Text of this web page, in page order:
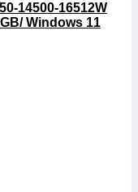
14500-16512W
Windows 11